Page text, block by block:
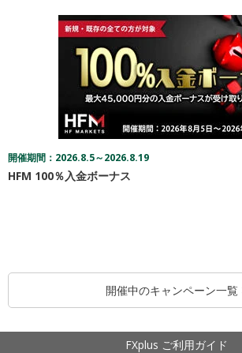
開催期間：2026.8.5～2026.8.19
HFM 100％入金ボーナス
開催中のキャンペーン一覧
FXplus ご利用ガイド